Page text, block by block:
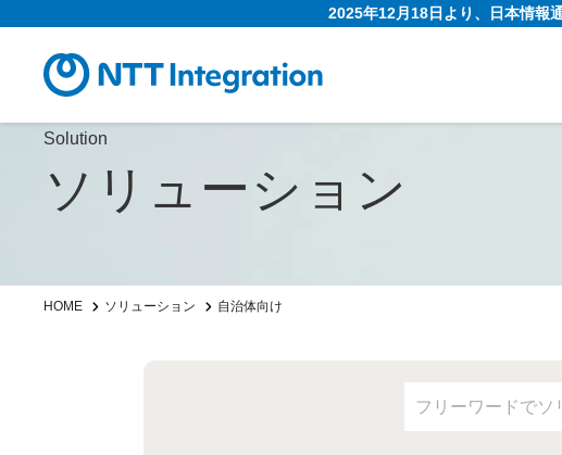
2025年12月18日より、日本情報
Solution
ソリューション
HOME ソリューション 自治体向け